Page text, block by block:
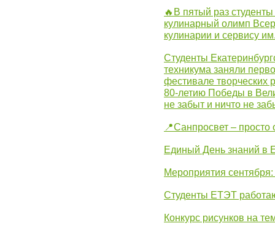
🔥В пятый раз
кулинарный олимп
кулинарии и сервису
Студенты
техникума заняли
фестивале
80-летию Победы в
не забыт и ничто не
📍Санпросвет –
Единый День знаний в
Мероприятия
Студенты ЕТЭТ
Конкурс рисунков на